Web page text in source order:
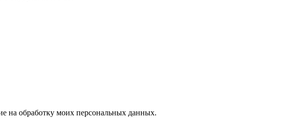
на обработку моих персональных данных.